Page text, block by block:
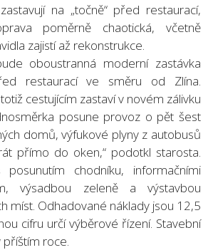
na „točně“ před restaurací,
poměrně chaotická, včetně
zajistí až rekonstrukce.
oboustranná moderní zastávka
restaurací ve směru od Zlína.
cestujícím zastaví v novém zálivku
posune provoz o pět šest
domů, výfukové plyny z autobusů
přímo do oken,“ podotkl starosta.
chodníku, informačními
výsadbou zeleně a výstavbou
míst. Odhadované náklady jsou 12,5
cifru určí výběrové řízení. Stavební
roce.